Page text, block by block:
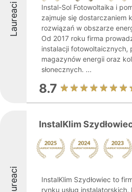
Laureaci
Instal-Sol Fotowoltaika i
zajmuje się dostarczaniem
rozwiązań w obszarze
Od 2017 roku firma
instalacji fotowoltaicznych,
magazynów energii oraz
słonecznych. ...
8.7
Laureaci
InstalKlim
InstalKlim Szydłowiec to
rynku usług